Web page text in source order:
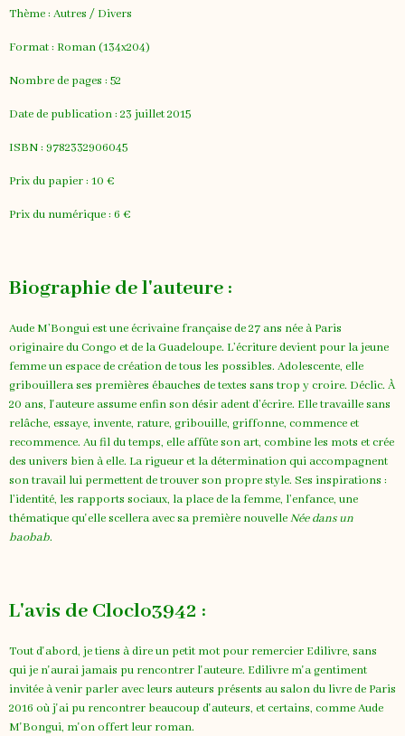
Thème : Autres / Divers
Format : Roman (134x204)
Nombre de pages : 52
Date de publication : 23 juillet 2015
ISBN : 9782332906045
Prix du papier : 10 €
Prix du numérique : 6 €
Biographie de l'auteure :
Aude M’Bongui est une écrivaine française de 27 ans née à Paris
originaire du Congo et de la Guadeloupe. L’écriture devient pour la jeune
femme un espace de création de tous les possibles. Adolescente, elle
gribouillera ses premières ébauches de textes sans trop y croire. Déclic. À
20 ans, l'auteure assume enfin son désir adent d’écrire. Elle travaille sans
relâche, essaye, invente, rature, gribouille, griffonne, commence et
recommence. Au fil du temps, elle affûte son art, combine les mots et crée
des univers bien à elle. La rigueur et la détermination qui accompagnent
son travail lui permettent de trouver son propre style. Ses inspirations :
l’identité, les rapports sociaux, la place de la femme, l’enfance, une
thématique qu'elle scellera avec sa première nouvelleNée dans un
baobab.
L'avis de Cloclo3942 :
Tout d'abord, je tiens à dire un petit mot pour remercier Edilivre, sans
qui je n'aurai jamais pu rencontrer l'auteure. Edilivre m'a gentiment
invitée à venir parler avec leurs auteurs présents au salon du livre de Paris
2016 où j'ai pu rencontrer beaucoup d'auteurs, et certains, comme Aude
M'Bongui, m'on offert leur roman.